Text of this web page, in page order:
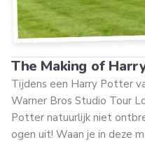
The Making of
Tijdens een Harry Potter
Warner Bros Studio Tour
Potter natuurlijk niet
ogen uit! Waan je in deze